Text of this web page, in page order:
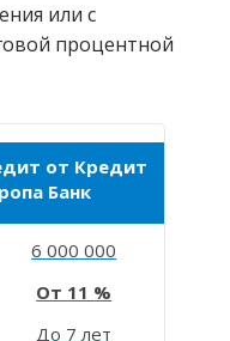
или с
процентной
от Кредит
Банк
6 000 000
11
До 7 лет